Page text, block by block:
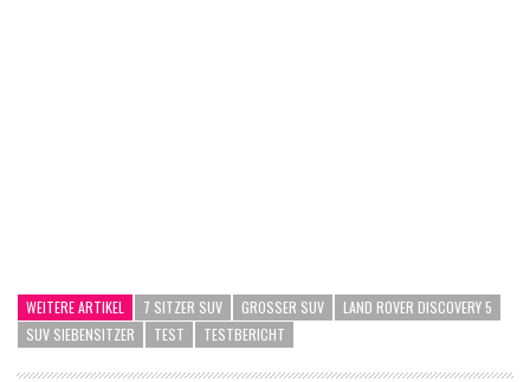
WEITERE ARTIKEL 7 SITZER SUV GROSSER SUV
LAND ROVER DISCOVERY 5
SUV SIEBENSITZER
TEST TESTBERICHT